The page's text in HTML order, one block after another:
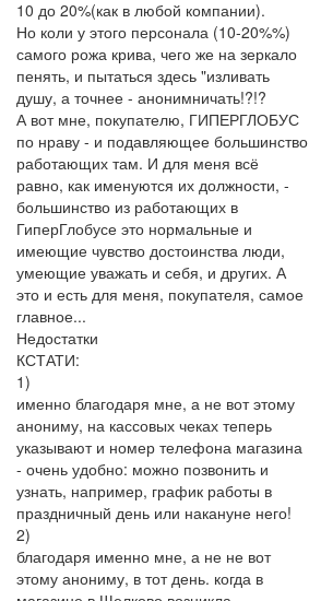
10 до 20%(как в любой компании).
Но коли у этого персонала (10-20%%)
самого рожа крива, чего же на зеркало
пенять, и пытаться здесь "изливать
душу, а точнее - анонимничать!?!?
А вот мне, покупателю, ГИПЕРГЛОБУС
по нраву - и подавляющее большинство
работающих там. И для меня всё
равно, как именуются их должности, -
большинство из работающих в
ГиперГлобусе это нормальные и
имеющие чувство достоинства люди,
умеющие уважать и себя, и других. А
это и есть для меня, покупателя, самое
главное...
Недостатки
КСТАТИ:
1)
именно благодаря мне, а не вот этому
анониму, на кассовых чеках теперь
указывают и номер телефона магазина
- очень удобно: можно позвонить и
узнать, например, график работы в
праздничный день или накануне него!
2)
благодаря именно мне, а не не вот
этому анониму, в тот день. когда в